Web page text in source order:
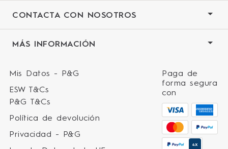
CONTACTA CON NOSOTROS
MÁS INFORMACIÓN
Paga de
forma segura
con
4X
Mis Datos - P&G
ESW T&Cs
P&G T&Cs
Política de devolución
Privacidad - P&G